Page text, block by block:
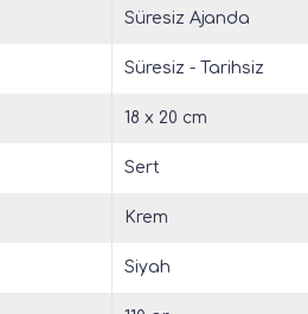
Süresiz Ajanda
Süresiz - Tarihsiz
18 x 20 cm
Sert
Krem
Siyah